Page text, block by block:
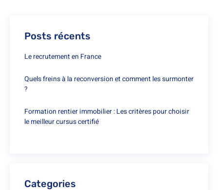
Posts récents
Le recrutement en France
Quels freins à la reconversion et comment les surmonter
?
Formation rentier immobilier : Les critères pour choisir
le meilleur cursus certifié
Categories